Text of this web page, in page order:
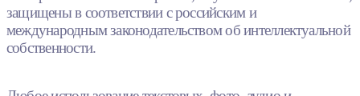
защищены в соответствии с российским и
международным законодательством об интеллектуальной
собственности.